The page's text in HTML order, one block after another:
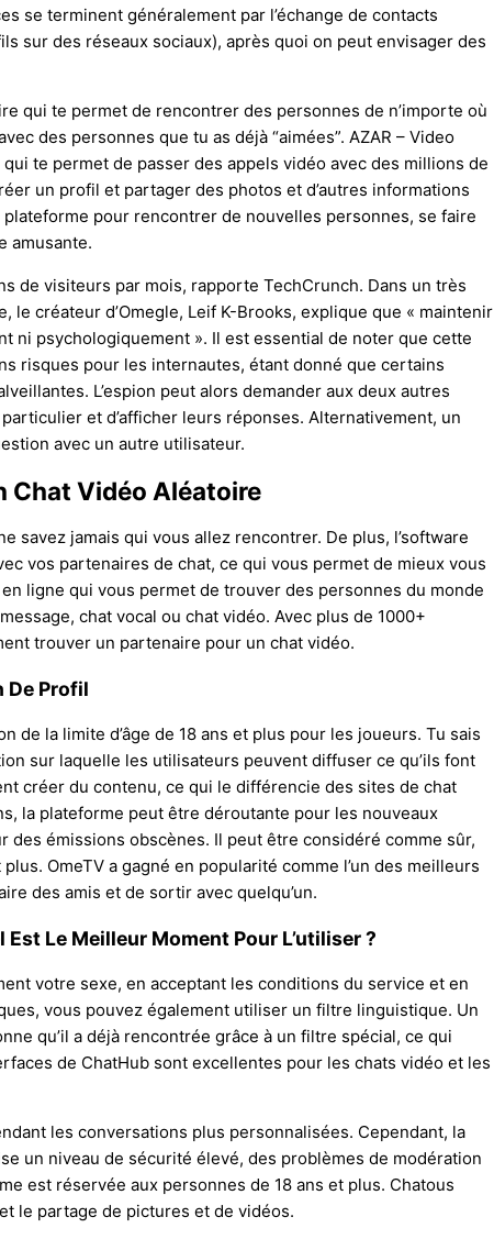
se terminent généralement par l’échange de contacts
sur des réseaux sociaux), après quoi on peut envisager des
qui te permet de rencontrer des personnes de n’importe où
des personnes que tu as déjà “aimées”. AZAR – Video
te permet de passer des appels vidéo avec des millions de
un profil et partager des photos et d’autres informations
pour rencontrer de nouvelles personnes, se faire
amusante.
de visiteurs par mois, rapporte TechCrunch. Dans un très
le créateur d’Omegle, Leif K-Brooks, explique que « maintenir
ni psychologiquement ». Il est essential de noter que cette
risques pour les internautes, étant donné que certains
L’espion peut alors demander aux deux autres
et d’afficher leurs réponses. Alternativement, un
avec un autre utilisateur.
Chat Vidéo Aléatoire
savez jamais qui vous allez rencontrer. De plus, l’software
vos partenaires de chat, ce qui vous permet de mieux vous
ligne qui vous permet de trouver des personnes du monde
chat vocal ou chat vidéo. Avec plus de 1000+
trouver un partenaire pour un chat vidéo.
De Profil
de la limite d’âge de 18 ans et plus pour les joueurs. Tu sais
sur laquelle les utilisateurs peuvent diffuser ce qu’ils font
créer du contenu, ce qui le différencie des sites de chat
la plateforme peut être déroutante pour les nouveaux
émissions obscènes. Il peut être considéré comme sûr,
OmeTV a gagné en popularité comme l’un des meilleurs
des amis et de sortir avec quelqu’un.
Est Le Meilleur Moment Pour L’utiliser ?
votre sexe, en acceptant les conditions du service et en
vous pouvez également utiliser un filtre linguistique. Un
qu’il a déjà rencontrée grâce à un filtre spécial, ce qui
de ChatHub sont excellentes pour les chats vidéo et les
les conversations plus personnalisées. Cependant, la
un niveau de sécurité élevé, des problèmes de modération
est réservée aux personnes de 18 ans et plus. Chatous
le partage de pictures et de vidéos.